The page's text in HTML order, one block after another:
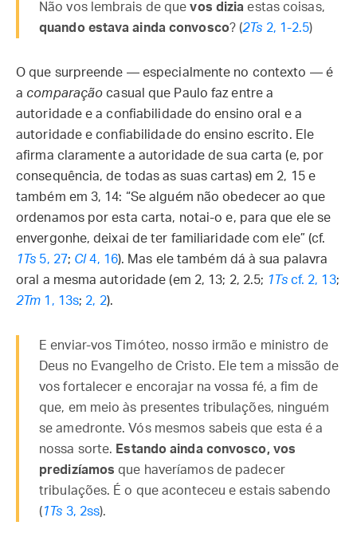
Não vos lembrais de quevos dizia estas coisas,
quando estava ainda convosco? (2Ts 2, 1-2.5)
O que surpreende — especialmente no contexto — é
a comparação casual que Paulo faz entre a
autoridade e a confiabilidade do ensino oral e a
autoridade e confiabilidade do ensino escrito. Ele
afirma claramente a autoridade de sua carta (e, por
consequência, de todas as suas cartas) em 2, 15 e
também em 3, 14: “Se alguém não obedecer ao que
ordenamos por esta carta, notai-o e, para que ele se
envergonhe, deixai de ter familiaridade com ele” (cf.
1Ts 5, 27; Cl 4, 16). Mas ele também dá à sua palavra
oral a mesma autoridade (em 2, 13; 2, 2.5; 1Tscf. 2, 13;
2Tm 1, 13s; 2, 2).
E enviar-vos Timóteo, nosso irmão e ministro de
Deus no Evangelho de Cristo. Ele tem a missão de
vos fortalecer e encorajar na vossa fé, a fim de
que, em meio às presentes tribulações, ninguém
se amedronte. Vós mesmos sabeis que esta é a
nossa sorte. Estando ainda convosco, vos
predizíamos que have­ríamos de padecer
tribulações. É o que aconteceu e estais sabendo
(1Ts 3, 2ss).